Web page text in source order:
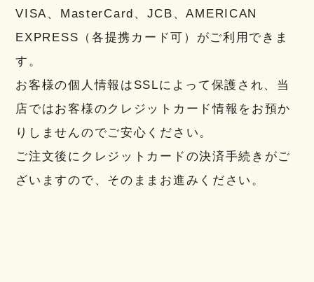
VISA、MasterCard、JCB、AMERICAN
EXPRESS（各提携カード可）がご利用できま
す。
お客様の個人情報はSSLによって保護され、当
店ではお客様のクレジットカード情報をお預か
りしませんのでご安心ください。
ご注文後にクレジットカードの決済手続きがご
ざいますので、そのままお進みください。